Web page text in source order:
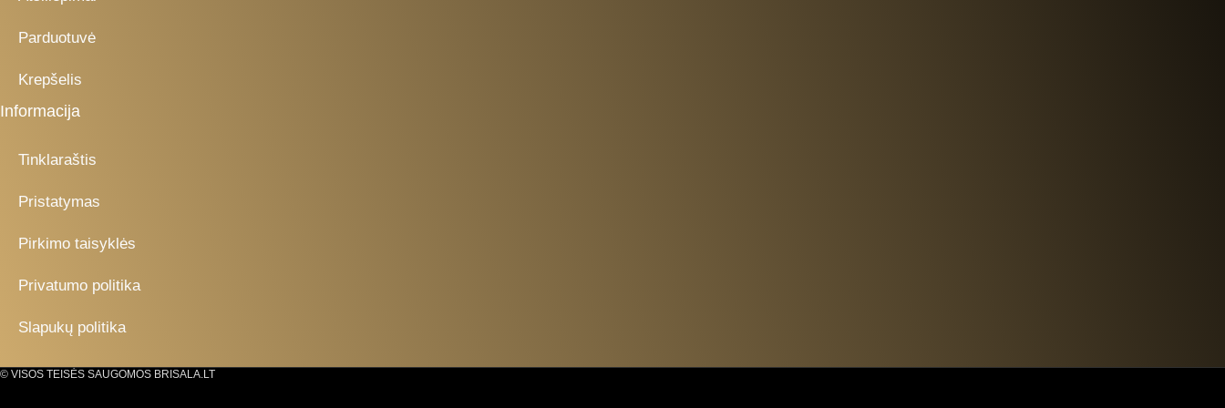
Parduotuvė
Krepšelis
Informacija
Tinklaraštis
Pristatymas
Pirkimo taisyklės
Privatumo politika
Slapukų politika
© VISOS TEISĖS SAUGOMOS BRISALA.LT